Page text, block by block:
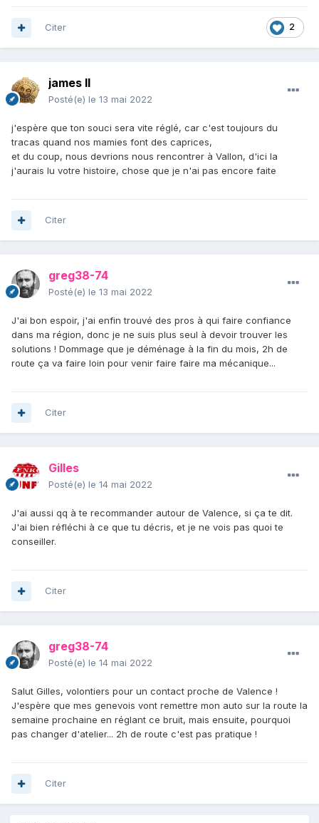
2
Citer
james ll
Posté(e) le 13 mai 2022
j'espère que ton souci sera vite réglé, car c'est toujours du
tracas quand nos mamies font des caprices,
et du coup, nous devrions nous rencontrer à Vallon, d'ici la
j'aurais lu votre histoire, chose que je n'ai pas encore faite
Citer
greg38-74
Posté(e) le 13 mai 2022
J'ai bon espoir, j'ai enfin trouvé des pros à qui faire confiance
dans ma région, donc je ne suis plus seul à devoir trouver les
solutions ! Dommage que je déménage à la fin du mois, 2h de
route ça va faire loin pour venir faire faire ma mécanique...
Citer
Gilles
Posté(e) le 14 mai 2022
J'ai aussi qq à te recommander autour de Valence, si ça te dit.
J'ai bien réfléchi à ce que tu décris, et je ne vois pas quoi te
conseiller.
Citer
greg38-74
Posté(e) le 14 mai 2022
Salut Gilles, volontiers pour un contact proche de Valence !
J'espère que mes genevois vont remettre mon auto sur la route la
semaine prochaine en réglant ce bruit, mais ensuite, pourquoi
pas changer d'atelier... 2h de route c'est pas pratique !
Citer